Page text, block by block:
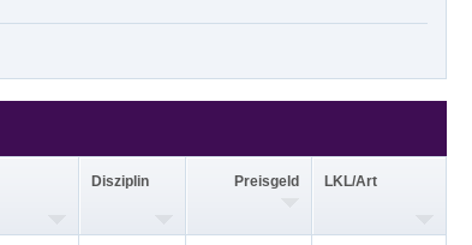
Disziplin Preisgeld LKL/Art